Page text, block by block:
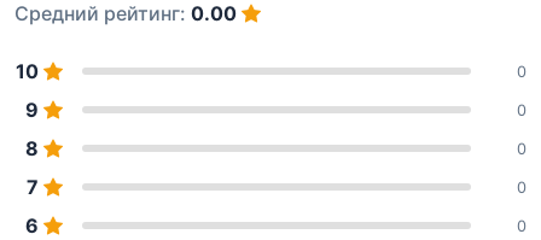
Средний рейтинг: 0.00
10 0
9 0
8 0
7 0
6 0